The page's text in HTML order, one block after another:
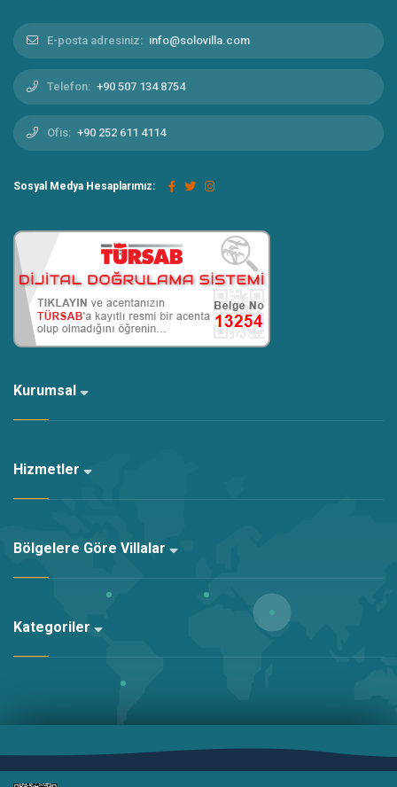
E-posta adresiniz: info@solovilla.com
Telefon: +90 507 134 8754
Ofis: +90 252 611 4114
Sosyal Medya Hesaplarımız:
Kurumsal
Hizmetler
Bölgelere Göre Villalar
Kategoriler